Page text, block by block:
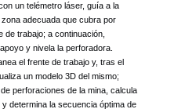
un telémetro láser, guía a la
adecuada que cubra por
de trabajo; a continuación,
y nivela la perforadora.
el frente de trabajo y, tras el
un modelo 3D del mismo;
perforaciones de la mina, calcula
determina la secuencia óptima de